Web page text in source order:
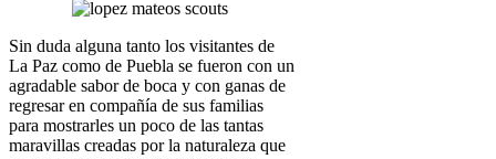
Sin duda alguna tanto los visitantes de
La Paz como de Puebla se fueron con un
agradable sabor de boca y con ganas de
regresar en compañía de sus familias
para mostrarles un poco de las tantas
maravillas creadas por la naturaleza que